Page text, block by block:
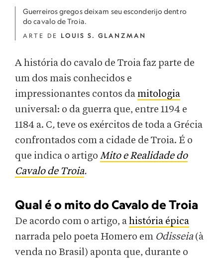
Guerreiros gregos deixam seu esconderijo dentro
do cavalo de Troia.
ARTE DE LOUIS S. GLANZMAN
A história do cavalo de Troia faz parte de
um dos mais conhecidos e
impressionantes contos da mitologia
universal: o da guerra que, entre 1194 e
1184 a. C,teve os exércitos de toda a Grécia
confrontados com a cidade de Troia. É o
que indica o artigo Mito e Realidade do
Cavalo de Troia.
Qual é o mito do Cavalo de Troia
De acordo com o artigo, ahistória épica
narrada pelo poeta Homero em Odisseia (à
venda no Brasil) aponta que, durante o